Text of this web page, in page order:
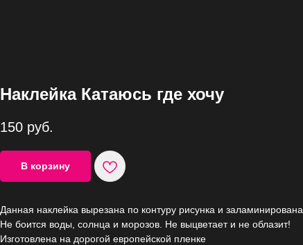
Наклейка Катаюсь где хочу
150 руб.
В корзину
Данная наклейка вырезана по контуру рисунка и заламинирована
Не боится воды, солнца и морозов. Не выцветает и не облазит!
Изготовлена на дорогой европейской пленке